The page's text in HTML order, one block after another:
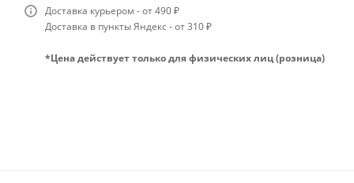
Доставка курьером - от 490 ₽
Доставка в пункты Яндекс - от 310 ₽
*Цена действует только для физических лиц (розница)